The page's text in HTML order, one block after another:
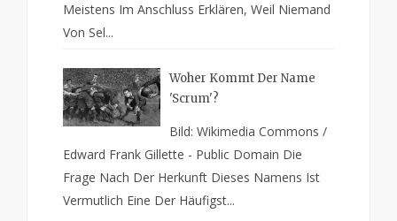
Meistens Im Anschluss Erklären, Weil Niemand
Von Sel...
Woher Kommt Der Name
'Scrum'?
Bild: Wikimedia Commons /
Edward Frank Gillette - Public Domain Die
Frage Nach Der Herkunft Dieses Namens Ist
Vermutlich Eine Der Häufigst...